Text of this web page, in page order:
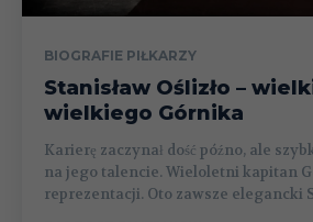
BIOGRAFIE PIŁKARZY
Stanisław Oślizło –
wielkiego Górnika
Karierę zaczynał dość późno, ale
na jego talencie. Wieloletni kapitan
reprezentacji. Oto zawsze elegancki